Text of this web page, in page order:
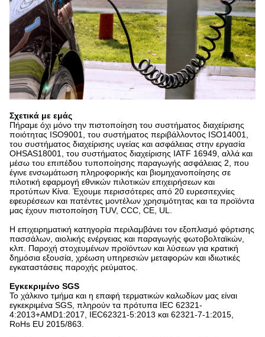
Σχετικά με εμάς
Πήραμε όχι μόνο την πιστοποίηση του συστήματος διαχείρισης
ποιότητας ISO9001, του συστήματος περιβάλλοντος ISO14001,
του συστήματος διαχείρισης υγείας και ασφάλειας στην εργασία
OHSAS18001, του συστήματος διαχείρισης IATF 16949, αλλά και
μέσω του επιπέδου τυποποίησης παραγωγής ασφάλειας 2, που
έγινε ενσωμάτωση πληροφορικής και βιομηχανοποίησης σε
πιλοτική εφαρμογή εθνικών πιλοτικών επιχειρήσεων και
προτύπων Κίνα. Έχουμε περισσότερες από 20 ευρεσιτεχνίες
εφευρέσεων και πατέντες μοντέλων χρησιμότητας και τα προϊόντα
μας έχουν πιστοποίηση TUV, CCC, CE, UL.
Η επιχειρηματική κατηγορία περιλαμβάνει τον εξοπλισμό φόρτισης
πασσάλων, αιολικής ενέργειας και παραγωγής φωτοβολταϊκών,
κλπ. Παροχή στοχευμένων προϊόντων και λύσεων για κρατική
δημόσια εξουσία, χρέωση υπηρεσιών μεταφορών και ιδιωτικές
εγκαταστάσεις παροχής ρεύματος.
Εγκεκριμένο SGS
Το χάλκινο τμήμα και η επαφή τερματικών καλωδίων μας είναι
εγκεκριμένα SGS, πληρούν τα πρότυπα IEC 62321-
4:2013+AMD1:2017, IEC62321-5:2013 και 62321-7-1:2015,
RoHs EU 2015/863.